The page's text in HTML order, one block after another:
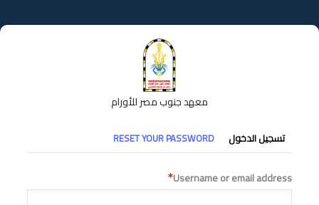
إلى
المحتوى
معهد جنوب مصر للأورام
التبويبات
الأساسية
تسجيل الدخول RESET YOUR PASSWORD
Username or email address